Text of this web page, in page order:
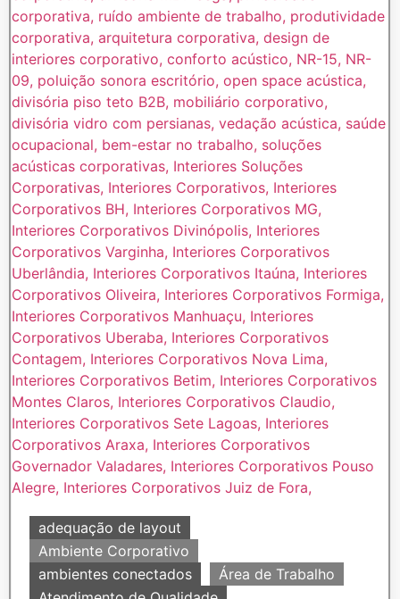
adequação de layout
Ambiente Corporativo
ambientes conectados
Área de Trabalho